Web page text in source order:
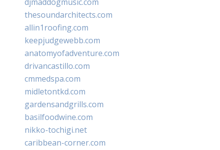
thesoundarchitects.com
allin1roofing.com
keepjudgewebb.com
anatomyofadventure.com
drivancastillo.com
cmmedspa.com
midletontkd.com
gardensandgrills.com
basilfoodwine.com
nikko-tochigi.net
caribbean-corner.com